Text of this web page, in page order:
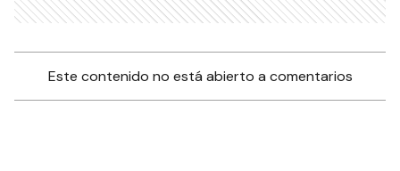
Este contenido no está abierto a comentarios